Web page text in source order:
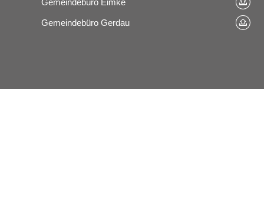
Gemeindebüro Eimke
Gemeindebüro Gerdau